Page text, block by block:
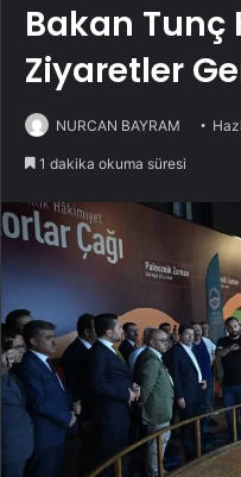
Bakan Tunç
Ziyaretler
NURCAN BAYRAM
1 dakika okuma süresi